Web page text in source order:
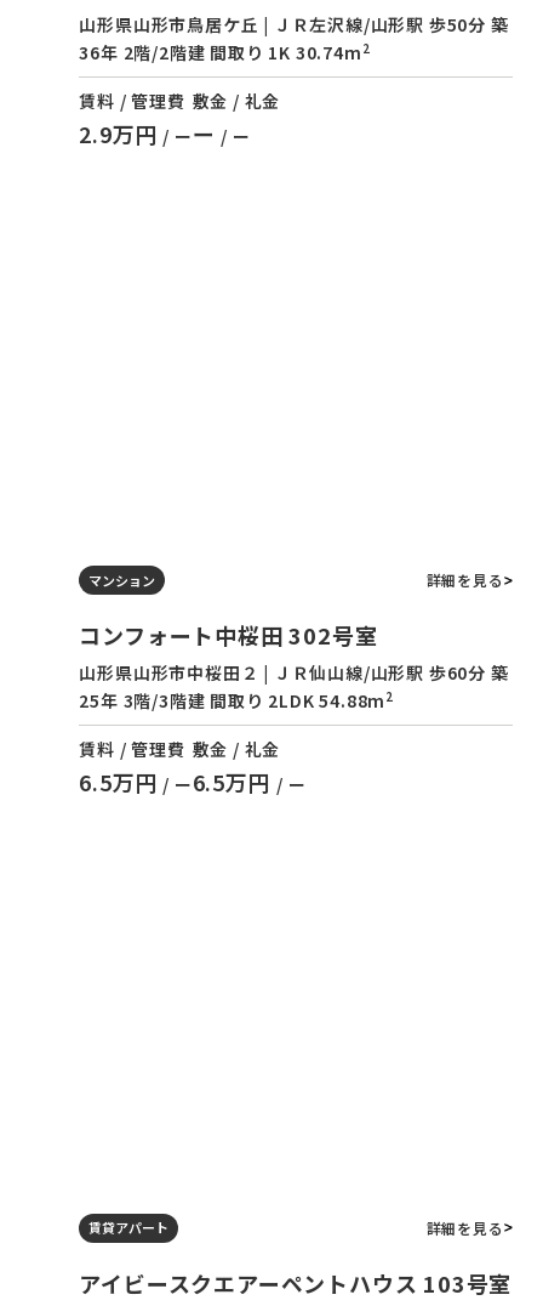
山形県山形市鳥居ケ丘 | ＪＲ左沢線/山形駅 歩50分 築
36年 2階/2階建 間取り 1K 30.74m 2
賃料 / 管理費
2.9万円 / ー
敷金 / 礼金
ー / ー
マンション 詳細を見る
コンフォート中桜田 302号室
山形県山形市中桜田２ | ＪＲ仙山線/山形駅 歩60分 築
25年 3階/3階建 間取り 2LDK 54.88m 2
賃料 / 管理費
6.5万円 / ー
敷金 / 礼金
6.5万円 / ー
賃貸アパート 詳細を見る
アイビースクエアーペントハウス 103号室